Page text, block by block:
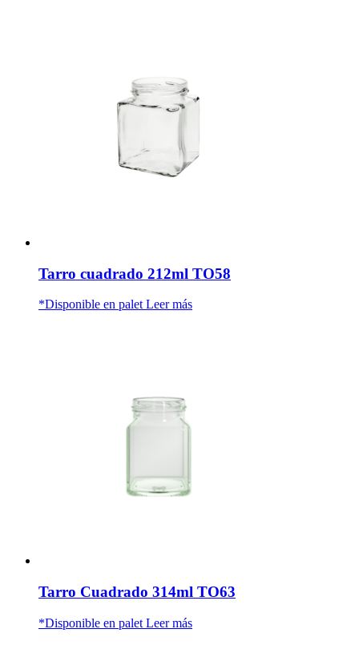
Tarro cuadrado 212ml TO58
*Disponible en palet Leer más
Tarro Cuadrado 314ml TO63
*Disponible en palet Leer más